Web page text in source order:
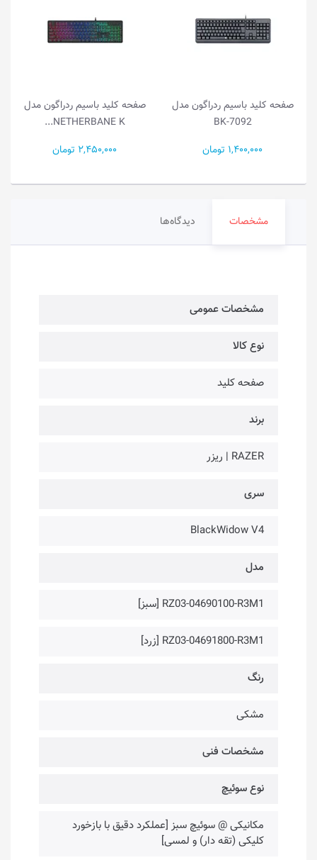
صفحه کلید باسیم ردراگون مدل
BK-7092
1,400,000 تومان
صفحه کلید باسیم ردراگون مدل
NETHERBANE K...
2,450,000 تومان
مشخصات دیدگاه‌ها
مشخصات عمومی
نوع کالا
صفحه کلید
برند
RAZER | ریزر
سری
BlackWidow V4
مدل
RZ03-04690100-R3M1 [سبز]
RZ03-04691800-R3M1 [زرد]
رنگ
مشکی
مشخصات فنی
نوع سوئیچ
مکانیکی @ سوئیچ سبز [عملکرد دقیق با بازخورد
کلیکی (تقه دار) و لمسی]